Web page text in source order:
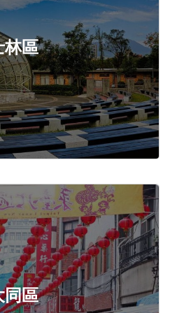
林區
同區